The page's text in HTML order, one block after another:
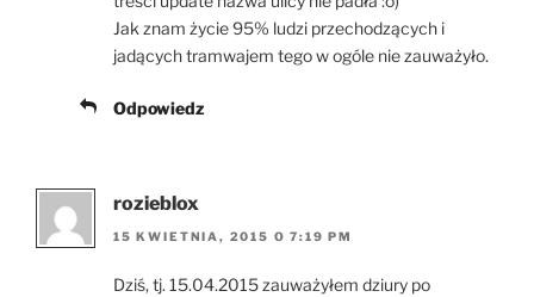
Jak znam życie 95% ludzi przechodzących i
jadących tramwajem tego w ogóle nie zauważyło.
Odpowiedz
rozieblox
15 KWIETNIA, 2015 O 7:19 PM
Dziś, tj. 15.04.2015 zauważyłem dziury po